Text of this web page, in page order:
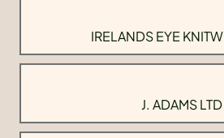
IRELANDS EYE
J. ADAMS LTD